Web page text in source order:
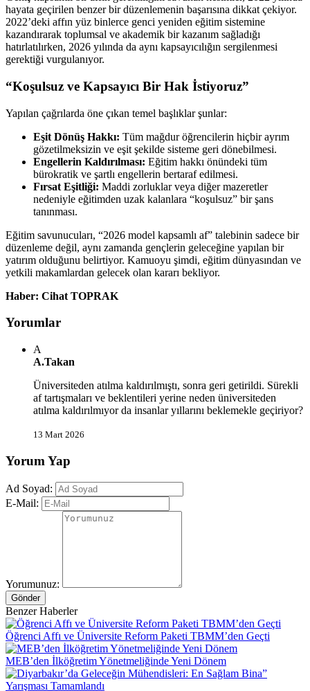
hayata geçirilen benzer bir düzenlemenin başarısına dikkat çekiyor.
2022’deki affın yüz binlerce genci yeniden eğitim sistemine
kazandırarak toplumsal ve akademik bir kazanım sağladığı
hatırlatılırken, 2026 yılında da aynı kapsayıcılığın sergilenmesi
gerektiği vurgulanıyor.
“Koşulsuz ve Kapsayıcı Bir Hak İstiyoruz”
Yapılan çağrılarda öne çıkan temel başlıklar şunlar:
Eşit Dönüş Hakkı: Tüm mağdur öğrencilerin hiçbir ayrım
gözetilmeksizin ve eşit şekilde sisteme geri dönebilmesi.
Engellerin Kaldırılması: Eğitim hakkı önündeki tüm
bürokratik ve şartlı engellerin bertaraf edilmesi.
Fırsat Eşitliği: Maddi zorluklar veya diğer mazeretler
nedeniyle eğitimden uzak kalanlara “koşulsuz” bir şans
tanınması.
Eğitim savunucuları, “2026 model kapsamlı af” talebinin sadece bir
düzenleme değil, aynı zamanda gençlerin geleceğine yapılan bir
yatırım olduğunu belirtiyor. Kamuoyu şimdi, eğitim dünyasından ve
yetkili makamlardan gelecek olan kararı bekliyor.
Haber: Cihat TOPRAK
Yorumlar
A
A.Takan
Üniversiteden atılma kaldırılmıştı, sonra geri getirildi. Sürekli
af tartışmaları ve beklentileri yerine neden üniversiteden
atılma kaldırılmıyor da insanlar yıllarını beklemekle geçiriyor?
13 Mart 2026
Yorum Yap
Ad Soyad:
E-Mail:
Yorumunuz:
Gönder
Benzer Haberler
Öğrenci Affı ve Üniversite Reform Paketi TBMM’den Geçti
MEB’den İlköğretim Yönetmeliğinde Yeni Dönem